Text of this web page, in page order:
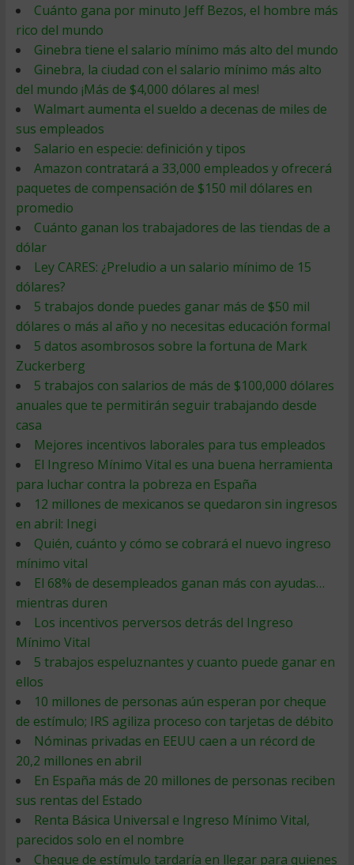
Cuánto gana por minuto Jeff Bezos, el hombre más
rico del mundo
Ginebra tiene el salario mínimo más alto del mundo
Ginebra, la ciudad con el salario mínimo más alto
del mundo ¡Más de $4,000 dólares al mes!
Walmart aumenta el sueldo a decenas de miles de
sus empleados
Salario en especie: definición y tipos
Amazon contratará a 33,000 empleados y ofrecerá
paquetes de compensación de $150 mil dólares en
promedio
Cuánto ganan los trabajadores de las tiendas de a
dólar
Ley CARES: ¿Preludio a un salario mínimo de 15
dólares?
5 trabajos donde puedes ganar más de $50 mil
dólares o más al año y no necesitas educación formal
5 datos asombrosos sobre la fortuna de Mark
Zuckerberg
5 trabajos con salarios de más de $100,000 dólares
anuales que te permitirán seguir trabajando desde
casa
Mejores incentivos laborales para tus empleados
El Ingreso Mínimo Vital es una buena herramienta
para luchar contra la pobreza en España
12 millones de mexicanos se quedaron sin ingresos
en abril: Inegi
Quién, cuánto y cómo se cobrará el nuevo ingreso
mínimo vital
El 68% de desempleados ganan más con ayudas…
mientras duren
Los incentivos perversos detrás del Ingreso
Mínimo Vital
5 trabajos espeluznantes y cuanto puede ganar en
ellos
10 millones de personas aún esperan por cheque
de estímulo; IRS agiliza proceso con tarjetas de débito
Nóminas privadas en EEUU caen a un récord de
20,2 millones en abril
En España más de 20 millones de personas reciben
sus rentas del Estado
Renta Básica Universal e Ingreso Mínimo Vital,
parecidos solo en el nombre
Cheque de estímulo tardaría en llegar para quienes